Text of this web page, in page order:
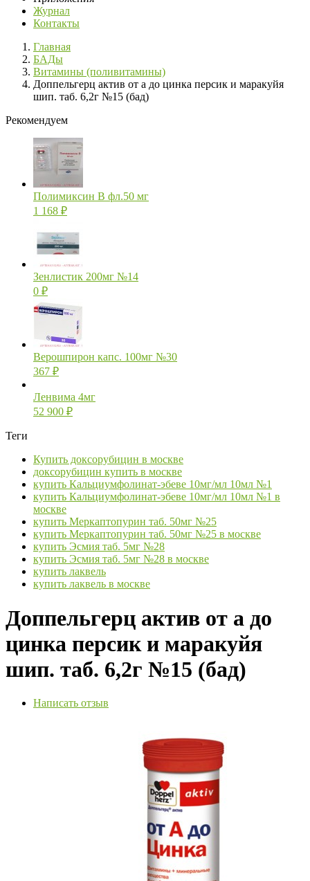
Журнал
Контакты
Главная
БАДы
Витамины (поливитамины)
Доппельгерц актив от а до цинка персик и маракуйя
шип. таб. 6,2г №15 (бад)
Рекомендуем
Полимиксин В фл.50 мг
1 168 ₽
Зенлистик 200мг №14
0 ₽
Верошпирон капс. 100мг №30
367 ₽
Ленвима 4мг
52 900 ₽
Теги
Купить доксорубицин в москве
доксорубицин купить в москве
купить Кальциумфолинат-эбеве 10мг/мл 10мл №1
купить Кальциумфолинат-эбеве 10мг/мл 10мл №1 в
москве
купить Меркаптопурин таб. 50мг №25
купить Меркаптопурин таб. 50мг №25 в москве
купить Эсмия таб. 5мг №28
купить Эсмия таб. 5мг №28 в москве
купить лаквель
купить лаквель в москве
Доппельгерц актив от а до
цинка персик и маракуйя
шип. таб. 6,2г №15 (бад)
Написать отзыв